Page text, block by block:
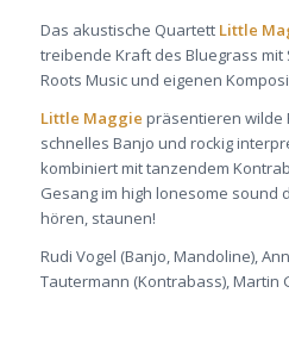
Das akustische Quartett Little
treibende Kraft des Bluegrass mit
Roots Music und eigenen
Little Maggie präsentieren wilde
schnelles Banjo und rockig
kombiniert mit tanzendem
Gesang im high lonesome sound
hören, staunen!
Rudi Vogel (Banjo, Mandoline),
Tautermann (Kontrabass), Martin